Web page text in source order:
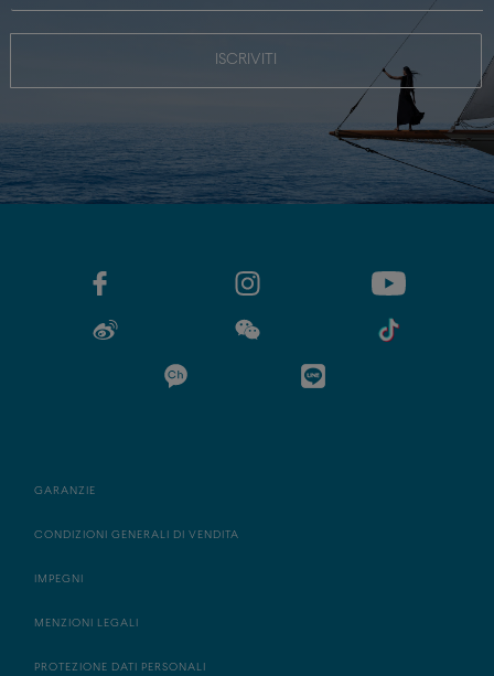
ISCRIVITI
GARANZIE
CONDIZIONI GENERALI DI VENDITA
IMPEGNI
MENZIONI LEGALI
PROTEZIONE DATI PERSONALI